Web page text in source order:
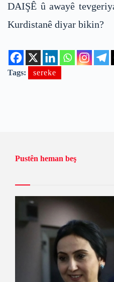
DAIŞÊ û awayê
Kurdistanê diyar bikin?
Tags: sereke
Pustên heman beş